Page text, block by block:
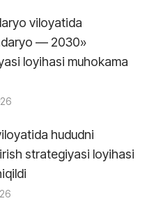
viloyatida
— 2030»
loyihasi muhokama
hududni
strategiyasi loyihasi